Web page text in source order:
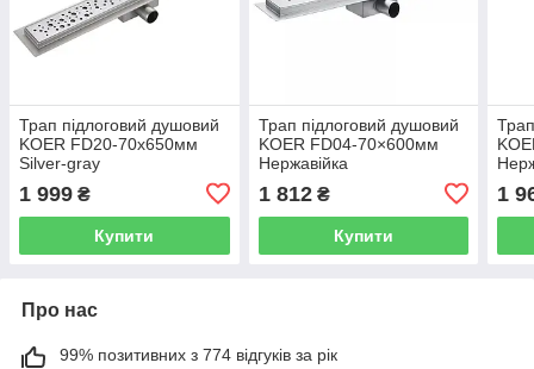
Трап підлоговий душовий
KOER FD20-70x650мм
Silver-gray
1 999 ₴
Купити
Трап підлоговий душовий
KOER FD04-70×600мм
Нержавійка
1 812₴
Купити
1
Про нас
99% позитивних з 774 відгуків за рік